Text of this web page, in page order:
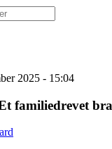
2025 - 15:04
familiedrevet